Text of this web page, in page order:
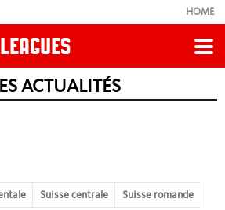
HOME
ACTUALITÉS
Suisse centrale Suisse romande